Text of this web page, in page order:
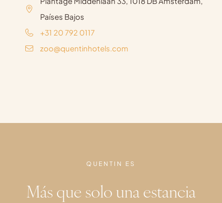
Países Bajos
+31 20 792 0117
zoo@quentinhotels.com
Más que solo una estancia
QUENTIN ES